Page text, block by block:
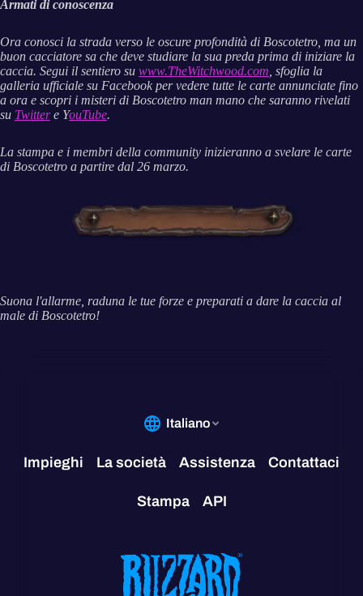
Armati di conoscenza
Ora conosci la strada verso le oscure profondità di Boscotetro, ma un
buon cacciatore sa che deve studiare la sua preda prima di iniziare la
caccia. Segui il sentiero su www.TheWitchwood.com, sfoglia la
galleria ufficiale su Facebook per vedere tutte le carte annunciate fino
a ora e scopri i misteri di Boscotetro man mano che saranno rivelati
su Twittere YouTube.
La stampa e i membri della community inizieranno a svelare le carte
di Boscotetro a partire dal 26 marzo.
Suona l'allarme, raduna le tue forze e preparati a dare la caccia al
male di Boscotetro!